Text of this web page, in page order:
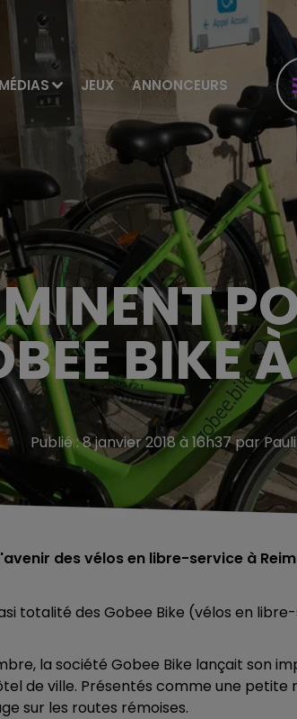
MÉDIAS JEUX ANNONCEURS
BIKE
Publié : 8 janvier 2018 à 16h37 par
des vélos en libre-service à
totalité des Gobee Bike (vélos en
la société Gobee Bike lançait son
de ville. Présentés comme une petite
sur les routes rémoises.